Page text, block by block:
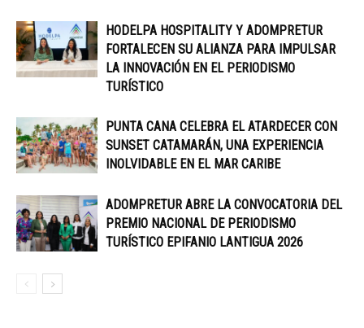
HODELPA HOSPITALITY Y ADOMPRETUR
FORTALECEN SU ALIANZA PARA IMPULSAR
LA INNOVACIÓN EN EL PERIODISMO
TURÍSTICO
PUNTA CANA CELEBRA EL ATARDECER CON
SUNSET CATAMARÁN, UNA EXPERIENCIA
INOLVIDABLE EN EL MAR CARIBE
ADOMPRETUR ABRE LA CONVOCATORIA DEL
PREMIO NACIONAL DE PERIODISMO
TURÍSTICO EPIFANIO LANTIGUA 2026